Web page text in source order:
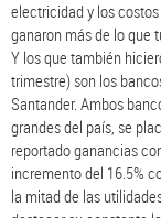
electricidad y los
ganaron más de lo que
Y los que también
trimestre) son los
Santander. Ambos
grandes del país, se
reportado ganancias
incremento del 16.5%
la mitad de las